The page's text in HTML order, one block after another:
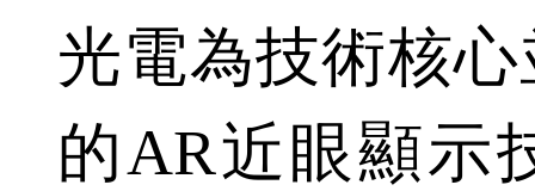
光電為技術核
的AR近眼顯示